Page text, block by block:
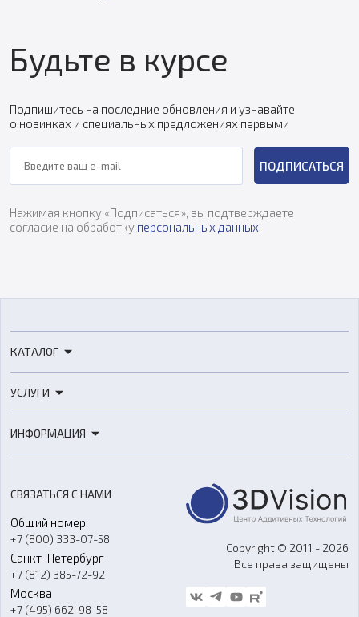
Будьте в курсе
Подпишитесь на последние обновления и узнавайте
о новинках и специальных предложениях первыми
ПОДПИСАТЬСЯ
Нажимая кнопку «Подписаться», вы подтверждаете
согласие на обработку персональных данных.
КАТАЛОГ
3D-сканеры
Расходные материалы
Оборудование и материалы для вакуумного литья
Аксессуары и прочее оборудование
Программное обеспечение
УСЛУГИ
3D-моделирование
Ремонт и услуги
ИНФОРМАЦИЯ
О компании
Контакты
Гос. закупки
Стать дилером
Блог
СВЯЗАТЬСЯ С НАМИ
Общий номер
+7 (800) 333-07-58
Санкт-Петербург
+7 (812) 385-72-92
Москва
+7 (495) 662-98-58
Copyright © 2011 - 2026
Все права защищены